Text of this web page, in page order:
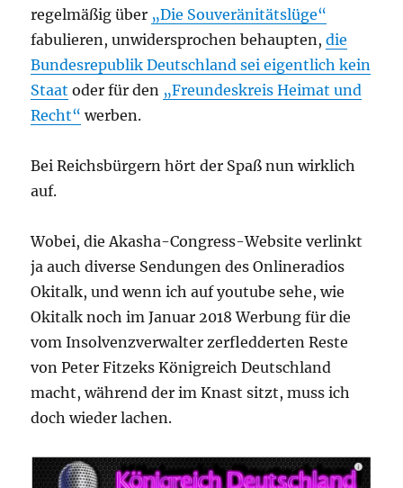
regelmäßig über „Die Souveränitätslüge“
fabulieren, unwidersprochen behaupten,die
Bundesrepublik Deutschland sei eigentlich kein
Staat oder für den „Freundeskreis Heimat und
Recht“ werben.
Bei Reichsbürgern hört der Spaß nun wirklich
auf.
Wobei, die Akasha-Congress-Website verlinkt
ja auch diverse Sendungen des Onlineradios
Okitalk, und wenn ich auf youtube sehe, wie
Okitalk noch im Januar 2018 Werbung für die
vom Insolvenzverwalter zerfledderten Reste
von Peter Fitzeks Königreich Deutschland
macht, während der im Knast sitzt, muss ich
doch wieder lachen.